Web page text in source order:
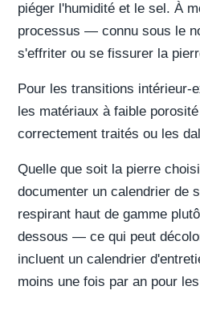
piéger l'humidité et le sel. À
processus — connu sous le
s'effriter ou se fissurer la
Pour les transitions
les matériaux à faible
correctement traités ou les
Quelle que soit la pierre
documenter un calendrier de
respirant haut de gamme
dessous — ce qui peut
incluent un calendrier
moins une fois par an pour